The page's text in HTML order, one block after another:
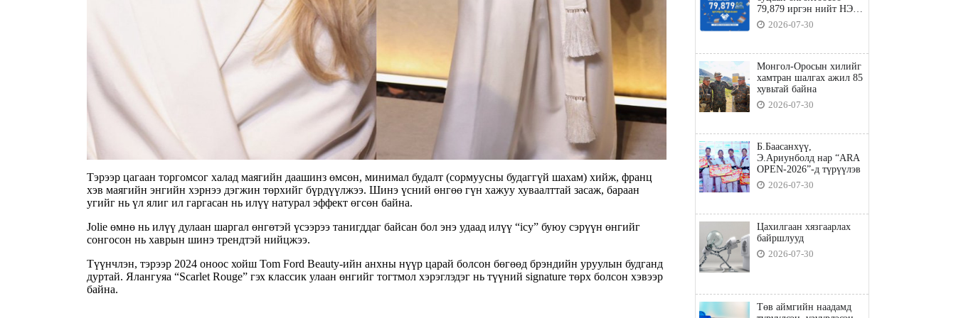
Тэрээр цагаан торгомсог халад маягийн даашинз өмсөн, минимал будалт (сормуусны будаггүй шахам) хийж, франц
хэв маягийн энгийн хэрнээ дэгжин төрхийг бүрдүүлжээ. Шинэ үсний өнгөө гүн хажуу хуваалттай засаж, бараан
угийг нь үл ялиг ил гаргасан нь илүү натурал эффект өгсөн байна.
Jolie өмнө нь илүү дулаан шаргал өнгөтэй үсээрээ танигддаг байсан бол энэ удаад илүү “icy” буюу сэрүүн өнгийг
сонгосон нь хаврын шинэ трендтэй нийцжээ.
Түүнчлэн, тэрээр 2024 оноос хойш Tom Ford Beauty-ийн анхны нүүр царай болсон бөгөөд брэндийн уруулын будганд
дуртай. Ялангуяа “Scarlet Rouge” гэх классик улаан өнгийг тогтмол хэрэглэдэг нь түүний signature төрх болсон хэвээр
байна.
79,879 иргэн нийт НЭГ
ТЭРБУМ төгрөгийн
татвараа төлөв
2026-07-30
Монгол-Оросын хилийг
хамтран шалгах ажил 85
хувьтай байна
2026-07-30
Б.Баасанхүү,
Э.Ариунболд нар “ARA
OPEN-2026”-д түрүүлэв
2026-07-30
Цахилгаан хязгаарлах
байршлууд
2026-07-30
Төв аймгийн наадамд